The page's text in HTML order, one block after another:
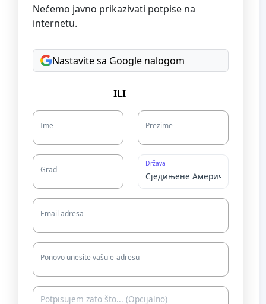
Nećemo javno prikazivati potpise na
internetu.
Nastavite sa Google nalogom
ILI
Ime Prezime
Grad
Država
Email adresa
Ponovo unesite vašu e-adresu